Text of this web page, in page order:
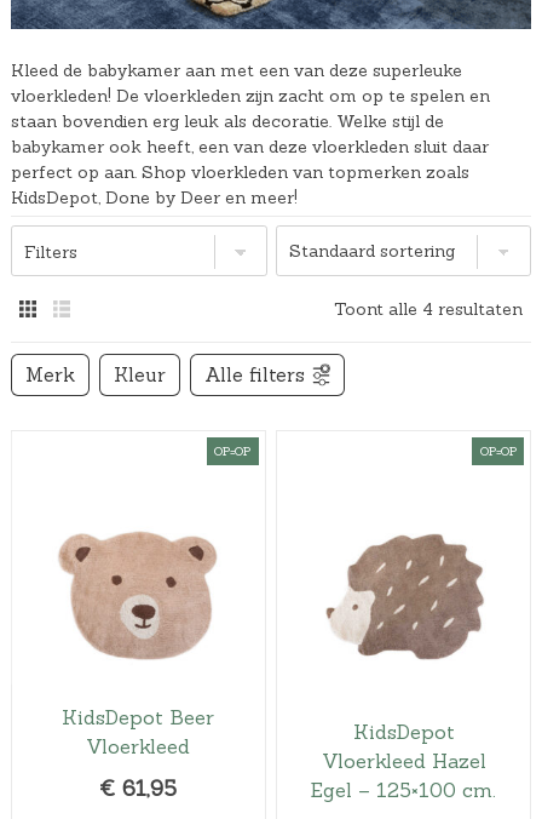
Kleed de babykamer aan met een van deze superleuke
vloerkleden! De vloerkleden zijn zacht om op te spelen en
staan bovendien erg leuk als decoratie. Welke stijl de
babykamer ook heeft, een van deze vloerkleden sluit daar
perfect op aan. Shop vloerkleden van topmerken zoals
KidsDepot, Done by Deer en meer!
Filters
Toont alle 4 resultaten
Merk Kleur Alle filters
OP=OP
KidsDepot Beer
Vloerkleed
€ 61,95
OP=OP
KidsDepot
Vloerkleed Hazel
Egel – 125×100 cm.